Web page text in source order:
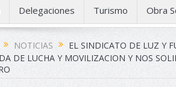
Delegaciones Turismo Obra
NOTICIAS
EL SINDICATO DE LUZ Y
DE LUCHA Y MOVILIZACION Y NOS